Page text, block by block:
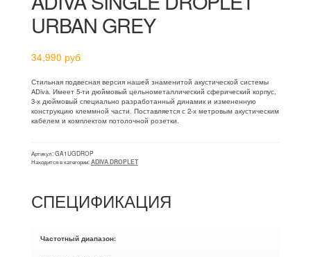
URBAN GREY
34,990 руб
Стильная подвесная версия нашей знаменитой акустической системы
ADiva. Имеет 5-ти дюймовый цельнометаллический сферический корпус,
3-х дюймовый специально разработанный динамик и измененную
конструкцию клеммной части. Поставляется с 2-х метровым акустическим
кабелем и комплектом потолочной розетки.
Артикул:GA1UGDROP
Находится в категории:ADIVA DROPLET
СПЕЦИФИКАЦИЯ
Частотный диапазон: